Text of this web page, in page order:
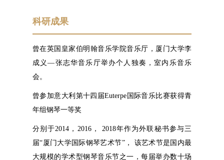
科研成果
曾在英国皇家伯明翰音乐学院音乐厅，厦门大学李
成义—张志华音乐厅举办个人独奏，室内乐音乐
会。
曾参加意大利第十四届Euterpe国际音乐比赛获得青
年组钢琴一等奖
分别于2014，2016， 2018年作为外联秘书参与三
届“厦门大学国际钢琴艺术节”， 该艺术节是国内最
大规模的学术型钢琴音乐节之一，每届举办数十场